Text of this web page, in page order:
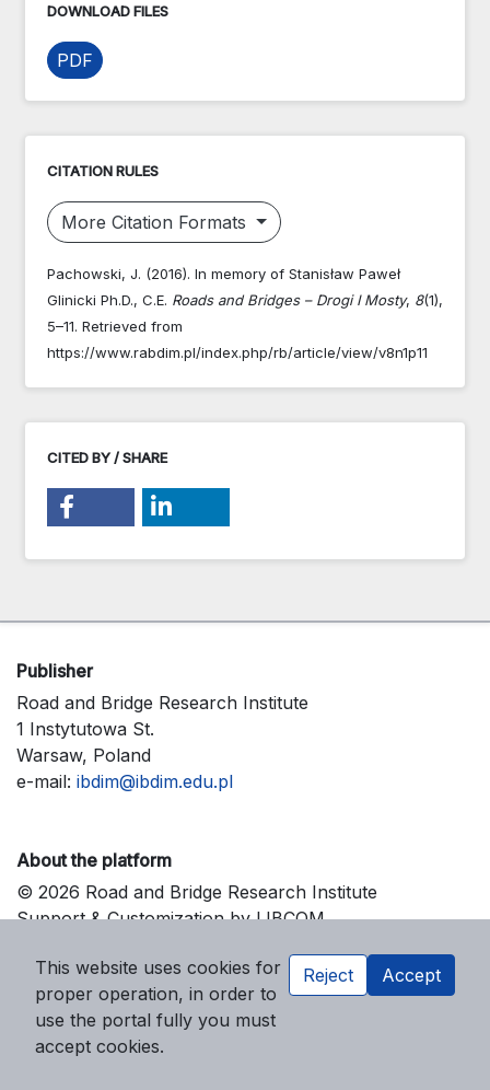
DOWNLOAD FILES
PDF
CITATION RULES
More Citation Formats
Pachowski, J. (2016). In memory of Stanisław Paweł
Glinicki Ph.D., C.E. Roads and Bridges – Drogi I Mosty, 8(1),
5–11. Retrieved from
https://www.rabdim.pl/index.php/rb/article/view/v8n1p11
CITED BY / SHARE
Publisher
Road and Bridge Research Institute
1 Instytutowa St.
Warsaw, Poland
e-mail: ibdim@ibdim.edu.pl
About the platform
© 2026 Road and Bridge Research Institute
Support & Customization by LIBCOM
This website uses cookies for
proper operation, in order to
use the portal fully you must
accept cookies.
Reject Accept